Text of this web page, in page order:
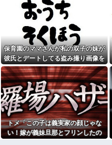
予定より早めに家に帰宅。リ
ビングに「裸の嫁」と男がい
た。まさかの不倫現場に遭遇...
進学クラスで教師への不満を
抱えていた中学生。悩んだ末に
取った行動が大人にも響くもの
で…
彼の同期の嫁が子供を産ん
だ。すると、彼が「出産祝いに
人生ゲームをあげるんだ！」と
話してきて...
【速報】れいわ新選組さん
「いのちの党」に改名ｗｗｗｗ
ｗｗｗｗ
【画像】令和最新版のあのち
ゃん、可愛過ぎてワイらにブッ
刺さりまくりw w w w w w
【衝撃】浅田真央ちゃんの婚
活条件がこちら←むしろコレは
の展開になり…
保育園のママさんが私の双子の妹が
彼氏とデートしてる盗み撮り画像を
見せて「あとはわかるよね？とりあ
えず5万を家に持ってきて」と脅し
てきた
トメ「この子は義実家の顔じゃな
い！嫁が義妹旦那とフリンしたの